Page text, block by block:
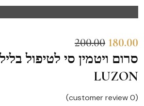
180.00
200.00
LUZON
(
0